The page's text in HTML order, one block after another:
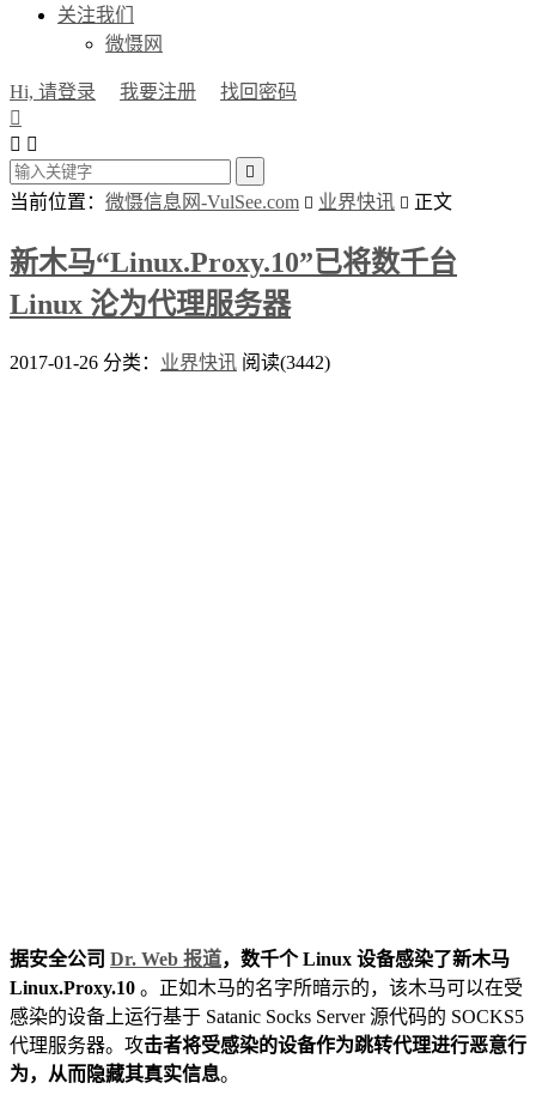
关注我们
微慑网
Hi, 请登录 我要注册
找回密码

 

当前位置： 微慑信息网-VulSee.com  业界快讯  正文
新木马“Linux.Proxy.10”已将数千台
Linux 沦为代理服务器
2017-01-26 分类： 业界快讯 阅读(3442)
据安全公司 Dr. Web 报道，数千个 Linux 设备感染了新木马
Linux.Proxy.10 。正如木马的名字所暗示的，该木马可以在受
感染的设备上运行基于 Satanic Socks Server 源代码的 SOCKS5
代理服务器。攻击者将受感染的设备作为跳转代理进行恶意行
为，从而隐藏其真实信息。